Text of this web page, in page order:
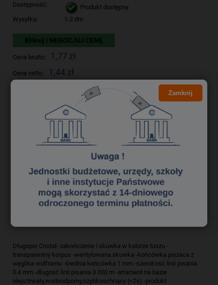
Dostępność:
Produkt dostępny
Wysyłka:
1-2 dni
Kliknij i NEGOCJUJ CENĘ
Cena brutto: 1,77 zł
Cena netto: 1,44 zł
do koszyka
Kod produktu:
dlk0180057
poleć znajomemu
Długopis Cristal- zakończenie i skuwka w kolorze tuszu -
transparentny korpus -wentylowana skuwka -końcówka piszaca z
węglika wolframu -średnia końcówka 1 mm -szerokość linii pisania
0.4 mm -długość linii pisania 3 000 m -atrament na bazie
oleju:trwały,wodoodporny,szybkoschnący (<2s) -produkt
Zamknij